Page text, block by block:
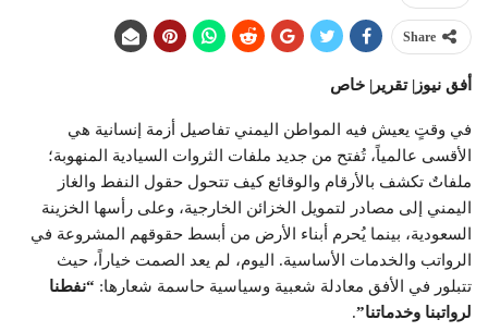
Share
أفق نيوز| تقرير| خاص
في وقتٍ يعيش فيه المواطن اليمني تفاصيل أزمة إنسانية هي
الأقسى عالمياً، تُفتح من جديد ملفات الثروات السيادية المنهوبة؛
ملفاتٌ تكشف بالأرقام والوقائع كيف تتحول حقول النفط والغاز
اليمني إلى مصادر لتمويل الخزائن الخارجية، وعلى رأسها الخزينة
السعودية، بينما يُحرم أبناء الأرض من أبسط حقوقهم المشروعة في
الرواتب والخدمات الأساسية. اليوم، لم يعد الصمت خياراً، حيث
تتبلور في الأفق معادلة شعبية وسياسية حاسمة شعارها: “نفطنا
لرواتبنا وخدماتنا”.